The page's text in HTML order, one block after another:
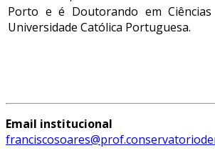
Porto e é Doutorando em Ciências
Universidade Católica Portuguesa.
Email institucional